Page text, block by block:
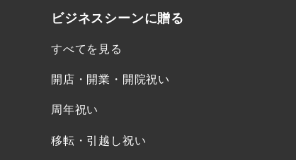
ビジネスシーンに贈る
すべてを見る
開店・開業・開院祝い
周年祝い
移転・引越し祝い